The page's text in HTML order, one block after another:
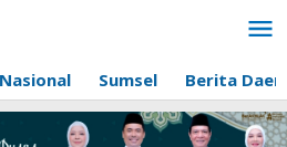
Sumsel Berita